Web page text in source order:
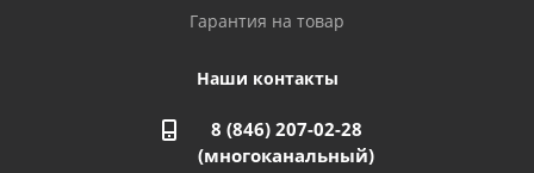
Стерлитамак, ул. Вокзальная, 13
Магнитогорск, ул. Труда, 14
Гарантия на товар
Наши контакты
8 (846) 207-02-28
(многоканальный)